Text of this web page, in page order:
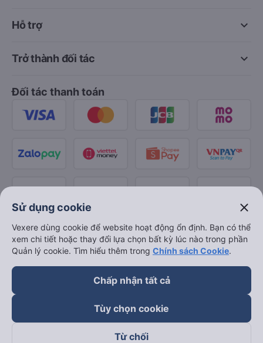
keyboard_arrow_down
Hỗ trợ
keyboard_arrow_down
Trở thành đối tác
Đối tác thanh toán
Sử dụng cookie close
Vexere dùng cookie để website hoạt động ổn định. Bạn có thể
xem chi tiết hoặc thay đổi lựa chọn bất kỳ lúc nào trong phần
Quản lý cookie. Tìm hiểu thêm trong Chính sách Cookie.
Chấp nhận tất cả
Tùy chọn cookie
Từ chối